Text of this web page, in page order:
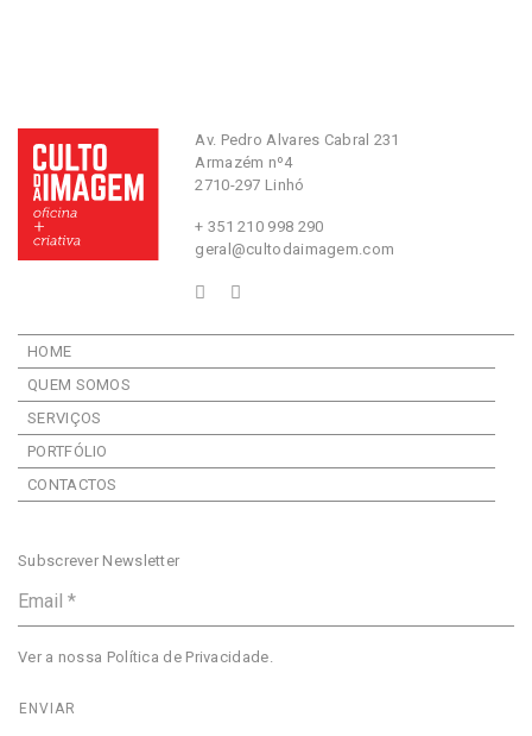
Av. Pedro Alvares Cabral 231
Armazém nº4
2710-297 Linhó
+ 351 210 998 290
geral@cultodaimagem.com
HOME
QUEM SOMOS
SERVIÇOS
PORTFÓLIO
CONTACTOS
Subscrever Newsletter
Ver a nossa Política de Privacidade.